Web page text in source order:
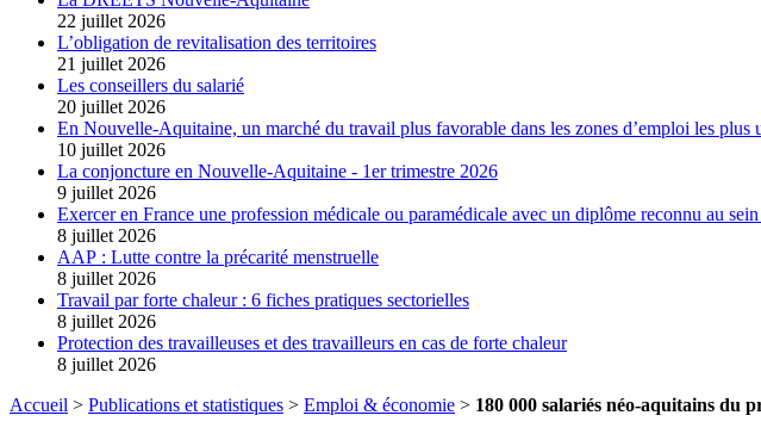
22 juillet 2026
L’obligation de revitalisation des territoires
21 juillet 2026
Les conseillers du salarié
20 juillet 2026
En Nouvelle-Aquitaine, un marché du travail plus favorable dans les zones d’emploi les plus
10 juillet 2026
La conjoncture en Nouvelle-Aquitaine - 1er trimestre 2026
9 juillet 2026
Exercer en France une profession médicale ou paramédicale avec un diplôme reconnu au
8 juillet 2026
AAP : Lutte contre la précarité menstruelle
8 juillet 2026
Travail par forte chaleur : 6 fiches pratiques sectorielles
8 juillet 2026
Protection des travailleuses et des travailleurs en cas de forte chaleur
8 juillet 2026
Accueil > Publications et statistiques > Emploi & économie > 180 000 salariés néo-aquitains du